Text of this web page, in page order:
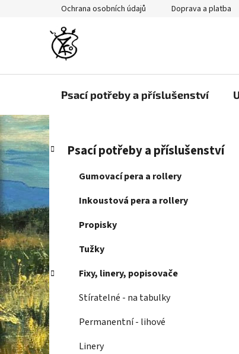
Ochrana osobních údajů Doprava a platba
Psací potřeby a příslušenství
P
o
s
t
r
a
n
n
í
p
a
n
e
l
Přeskočit
kategorie
K
a
t
e
o
r
i
e
Psací potřeby a příslušenství
Gumovací pera a rollery
Inkoustová pera a rollery
Propisky
Tužky
Fixy, linery, popisovače
Stíratelné - na tabulky
Permanentní - lihové
Linery